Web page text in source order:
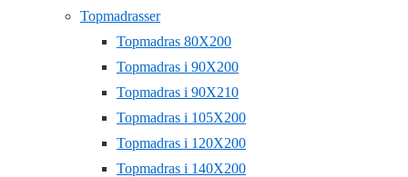
Topmadrasser
Topmadras 80X200
Topmadras i 90X200
Topmadras i 90X210
Topmadras i 105X200
Topmadras i 120X200
Topmadras i 140X200